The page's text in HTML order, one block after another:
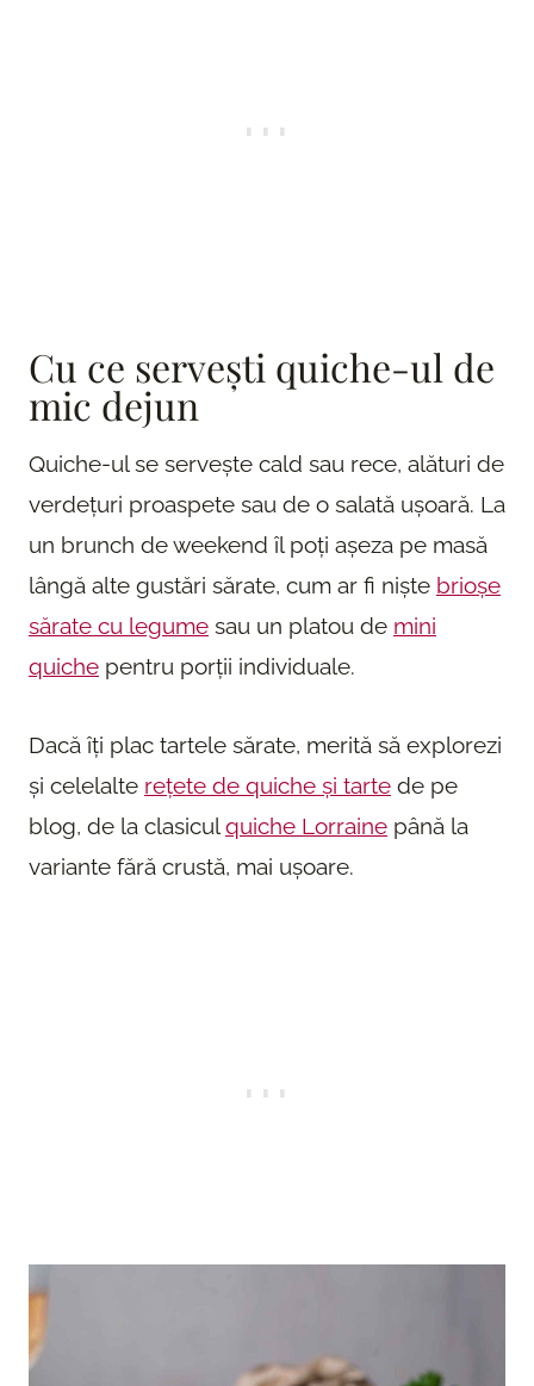
Cu ce servești quiche-ul de
mic dejun
Quiche-ul se servește cald sau rece, alături de
verdețuri proaspete sau de o salată ușoară. La
un brunch de weekend îl poți așeza pe masă
lângă alte gustări sărate, cum ar fi niște brioșe
sărate cu legume sau un platou de mini
quiche pentru porții individuale.
Dacă îți plac tartele sărate, merită să explorezi
și celelalte rețete de quiche și tarte de pe
blog, de la clasiculquiche Lorraine până la
variante fără crustă, mai ușoare.